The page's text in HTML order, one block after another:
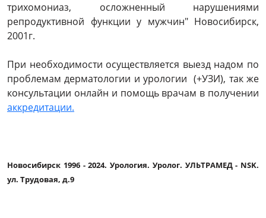
трихомониаз, осложненный нарушениями
репродуктивной функции у мужчин" Новосибирск,
2001г.
При необходимости осуществляется выезд надом по
проблемам дерматологии и урологии (+УЗИ), так же
консультации онлайн и помощь врачам в получении
аккредитации.
Новосибирск 1996 - 2024. Урология. Уролог. УЛЬТРАМЕД - NSK.
ул. Трудовая, д.9